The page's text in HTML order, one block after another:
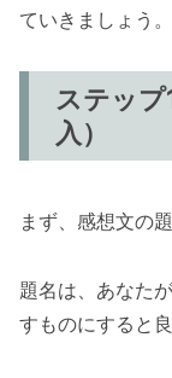
ていきましょう。
ステッ
入）
まず、感想文の
題名は、あなた
すものにすると